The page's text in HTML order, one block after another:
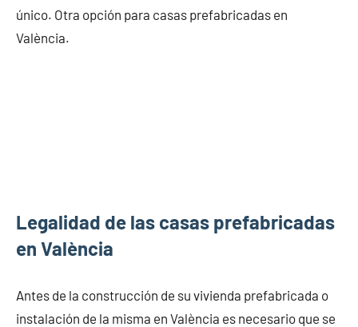
único. Otra opción para casas prefabricadas en
València.
Legalidad de las casas prefabricadas
en València
Antes de la construcción de su vivienda prefabricada o
instalación de la misma en València es necesario que se